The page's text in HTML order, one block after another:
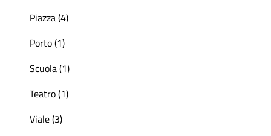
Piazza (4)
Porto (1)
Scuola (1)
Teatro (1)
Viale (3)